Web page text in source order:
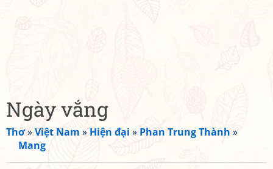
Ngày vắng
Thơ»Việt Nam » Hiện đại » Phan Trung Thành »
Mang